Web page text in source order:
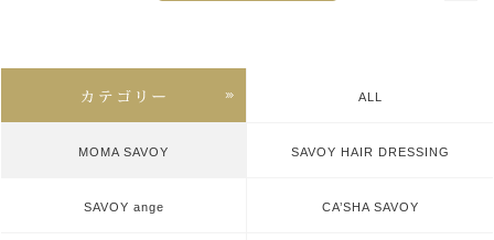
ALL
MOMA SAVOY SAVOY HAIR DRESSING
SAVOY ange CA’SHA SAVOY